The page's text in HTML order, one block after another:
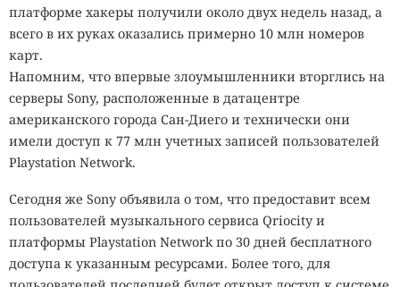
платформе хакеры получили около двух недель назад, а
всего в их руках оказались примерно 10 млн номеров
карт.
Напомним, что впервые злоумышленники вторглись на
серверы Sony, расположенные в датацентре
американского города Сан-Диего и технически они
имели доступ к 77 млн учетных записей пользователей
Playstation Network.
Сегодня же Sony объявила о том, что предоставит всем
пользователей музыкального сервиса Qriocity и
платформы Playstation Network по 30 дней бесплатного
доступа к указанным ресурсами. Более того, для